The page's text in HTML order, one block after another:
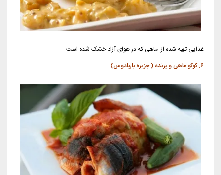
غذایی تهیه شده از ماهی که در هوای آزاد خشک شده است.
6. کوکو ماهی و پرنده ( جزیره باربادوس)